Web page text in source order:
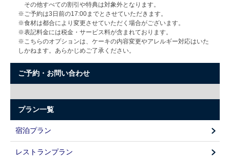
その他すべての割引や特典は対象外となります。
※ご予約は3日前の17:00までとさせていただきます。
※食材は都合により変更させていただく場合がございます。
※表記料金には税金・サービス料が含まれております。
※こちらのオプションは、ケーキの内容変更やアレルギー対応はいた
しかねます。あらかじめご了承ください。
ご予約・お問い合わせ
プラン一覧
宿泊プラン
レストランプラン